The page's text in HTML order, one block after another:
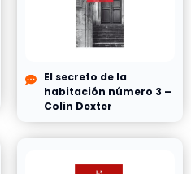
El secreto de la
habitación número 3 –
Colin Dexter